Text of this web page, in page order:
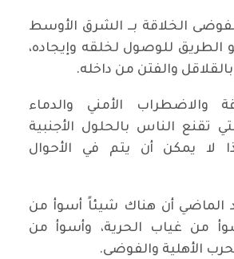
الخلاقة بــ الشرق الأوسط
الطريق للوصول لخلقه وإيجاده،
والفتن من داخله.
والاضطراب الأمني والدماء
تقنع الناس بالحلول الأجنبية
لا يمكن أن يتم في الأحوال
الماضي أن هناك شيئاً أسوأ من
أسوأ من غياب الحرية، وأسوأ من
الأهلية والفوضى.